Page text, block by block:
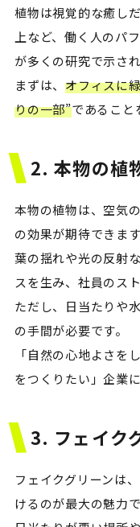
植物は視覚的な癒し
上など、働く人のパ
が多くの研究で示さ
まずは、 オフィスに
りの一部”であること
2. 本物の植
本物の植物は、空気
の効果が期待できます
葉の揺れや光の反射
スを生み、社員のス
ただし、日当たりや
の手間が必要です。
「自然の心地よさを
をつくりたい」企業
3. フェイク
フェイクグリーンは
けるのが最大の魅力で